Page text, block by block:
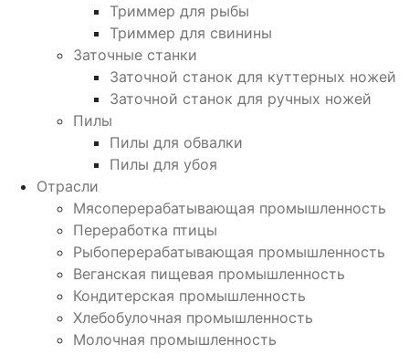
Триммер для рыбы
Триммер для свинины
Заточные станки
Заточной станок для куттерных ножей
Заточной станок для ручных ножей
Пилы
Пилы для обвалки
Пилы для убоя
Отрасли
Мясоперерабатывающая промышленность
Переработка птицы
Рыбоперерабатывающая промышленность
Веганская пищевая промышленность
Кондитерская промышленность
Хлебобулочная промышленность
Молочная промышленность